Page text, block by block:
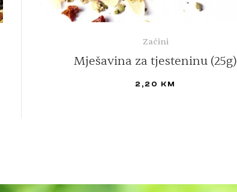
Začini
Mješavina za tjesteninu (25g)
2,20 KM